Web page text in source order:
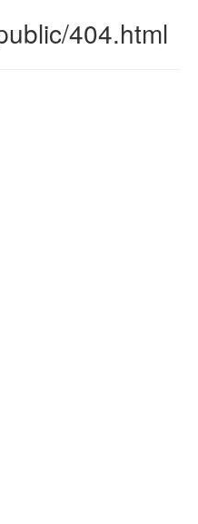
404.html